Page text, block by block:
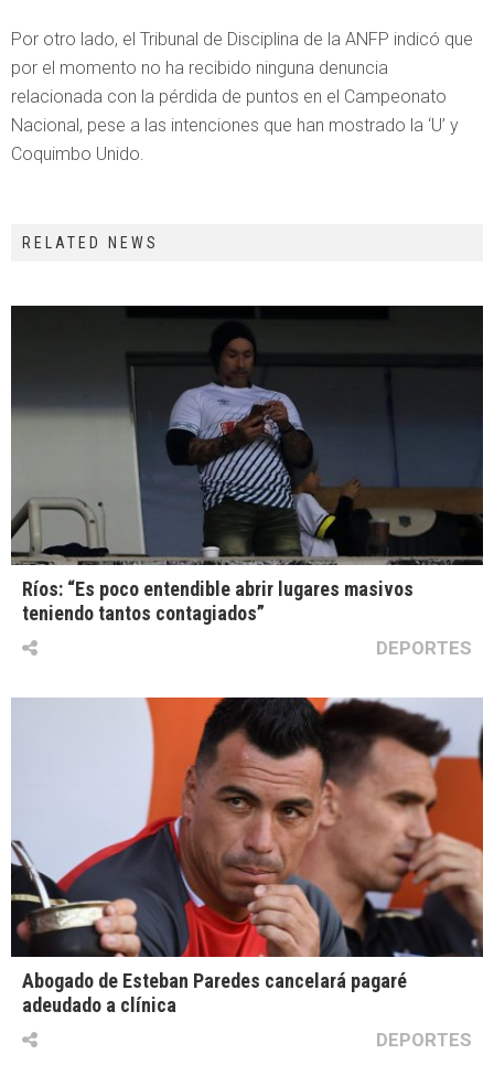
Por otro lado, el Tribunal de Disciplina de la ANFP indicó que
por el momento no ha recibido ninguna denuncia
relacionada con la pérdida de puntos en el Campeonato
Nacional, pese a las intenciones que han mostrado la ‘U’ y
Coquimbo Unido.
RELATED NEWS
Ríos: “Es poco entendible abrir lugares masivos
teniendo tantos contagiados”
DEPORTES
Abogado de Esteban Paredes cancelará pagaré
adeudado a clínica
DEPORTES